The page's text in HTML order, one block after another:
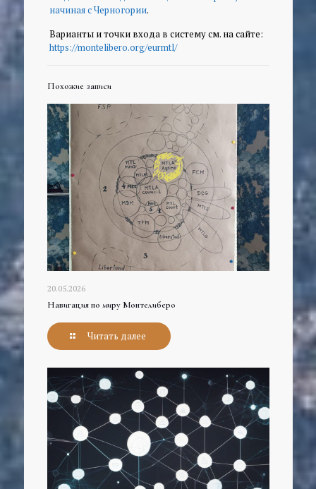
начиная с Черногории.
Варианты и точки входа в систему см. на сайте:
https://montelibero.org/eurmtl/
Похожие записи
20.05.2026
Навигация по миру Монтелиберо
Читать далее